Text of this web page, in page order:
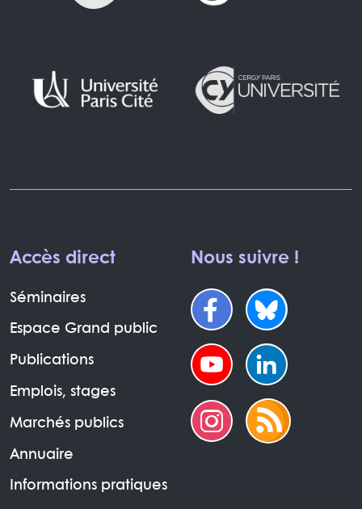
Accès direct
Séminaires
Espace Grand public
Publications
Emplois, stages
Marchés publics
Annuaire
Informations pratiques
Nous suivre !